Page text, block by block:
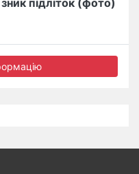
підліток (фото)